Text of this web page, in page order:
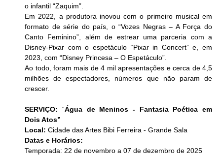
o infantil “Zaquim”.
Em 2022, a produtora inovou com o primeiro musical em
formato de série do país, o “Vozes Negras – A Força do
Canto Feminino”, além de estrear uma parceria com a
Disney-Pixar com o espetáculo “Pixar in Concert” e, em
2023, com “Disney Princesa – O Espetáculo”.
Ao todo, foram mais de 4 mil apresentações e cerca de 4,5
milhões de espectadores, números que não param de
crescer.
SERVIÇO: “Água de Meninos - Fantasia Poética em
Dois Atos”
Local: Cidade das Artes Bibi Ferreira - Grande Sala
Datas e Horários:
Temporada: 22 de novembro a 07 de dezembro de 2025